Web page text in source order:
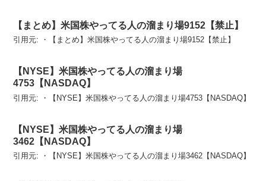
【まとめ】米国株やってる人の溜まり場9152【禁止】
引用元: ・【まとめ】米国株やってる人の溜まり場9152【禁止】
【NYSE】米国株やってる人の溜まり場
4753【NASDAQ】
引用元: ・【NYSE】米国株やってる人の溜まり場4753【NASDAQ】
【NYSE】米国株やってる人の溜まり場
3462【NASDAQ】
引用元: ・【NYSE】米国株やってる人の溜まり場3462【NASDAQ】